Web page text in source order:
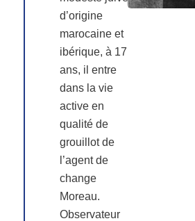
d’origine
marocaine et
ibérique, à 17
ans, il entre
dans la vie
active en
qualité de
grouillot de
l’agent de
change
Moreau.
Observateur